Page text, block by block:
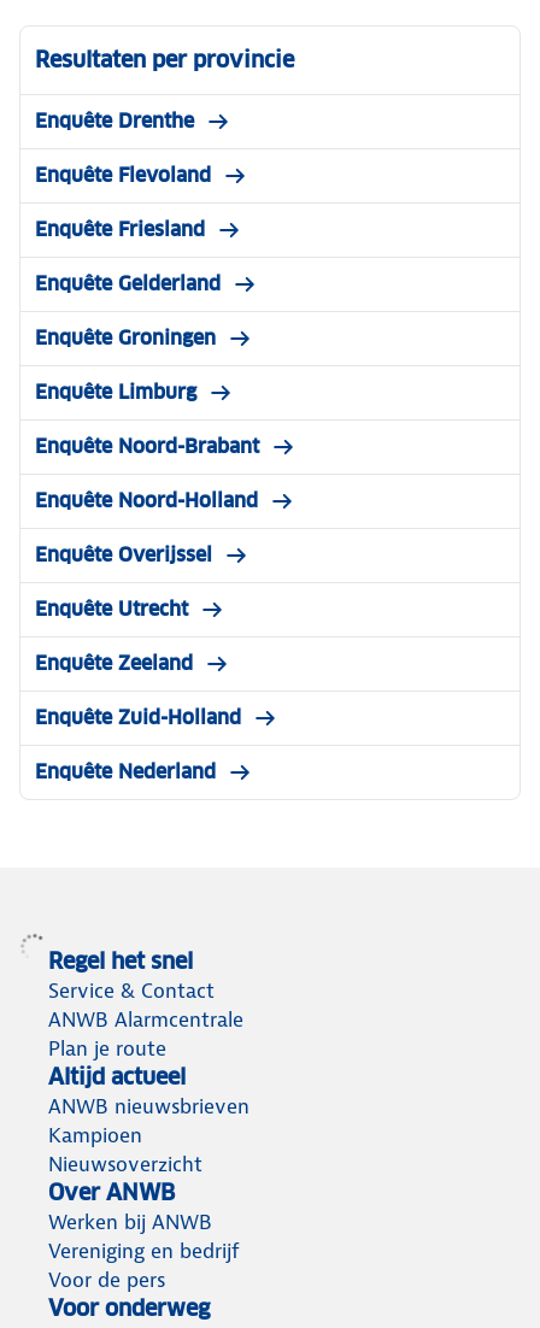
Resultaten per provincie
Enquête Drenthe
Enquête Flevoland
Enquête Friesland
Enquête Gelderland
Enquête Groningen
Enquête Limburg
Enquête Noord-Brabant
Enquête Noord-Holland
Enquête Overijssel
Enquête Utrecht
Enquête Zeeland
Enquête Zuid-Holland
Enquête Nederland
Regel het snel
Service & Contact
ANWB Alarmcentrale
Plan je route
Altijd actueel
ANWB nieuwsbrieven
Kampioen
Nieuwsoverzicht
Over ANWB
Werken bij ANWB
Vereniging en bedrijf
Voor de pers
Voor onderweg